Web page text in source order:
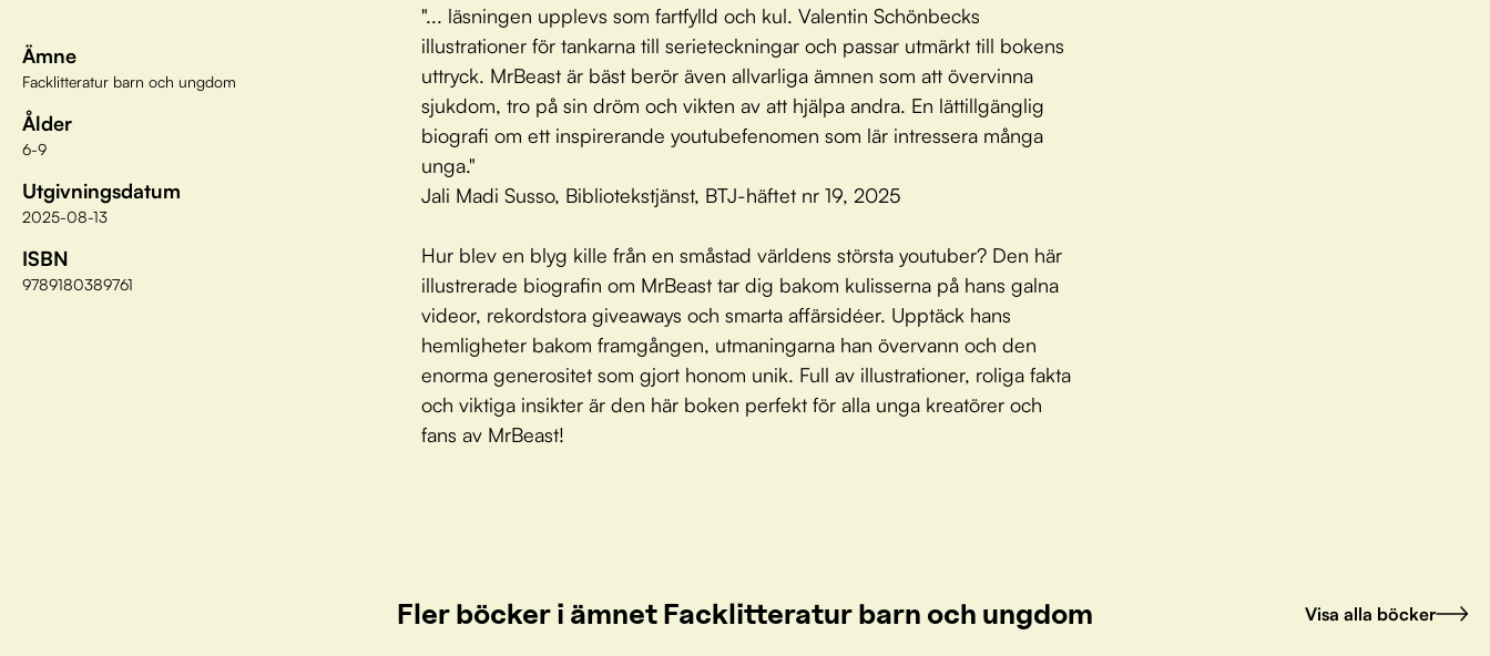
Ämne
Facklitteratur barn och ungdom
Ålder
6-9
Utgivningsdatum
2025-08-13
ISBN
9789180389761
"... läsningen upplevs som fartfylld och kul. Valentin Schönbecks
illustrationer för tankarna till serieteckningar och passar utmärkt till bokens
uttryck. MrBeast är bäst berör även allvarliga ämnen som att övervinna
sjukdom, tro på sin dröm och vikten av att hjälpa andra. En lättillgänglig
biografi om ett inspirerande youtubefenomen som lär intressera många
unga."
Jali Madi Susso, Bibliotekstjänst, BTJ-häftet nr 19, 2025
Hur blev en blyg kille från en småstad världens största youtuber? Den här
illustrerade biografin om MrBeast tar dig bakom kulisserna på hans galna
videor, rekordstora giveaways och smarta affärsidéer. Upptäck hans
hemligheter bakom framgången, utmaningarna han övervann och den
enorma generositet som gjort honom unik. Full av illustrationer, roliga fakta
och viktiga insikter är den här boken perfekt för alla unga kreatörer och
fans av MrBeast!
Fler böcker i ämnet Facklitteratur barn och ungdom Visa alla böcker